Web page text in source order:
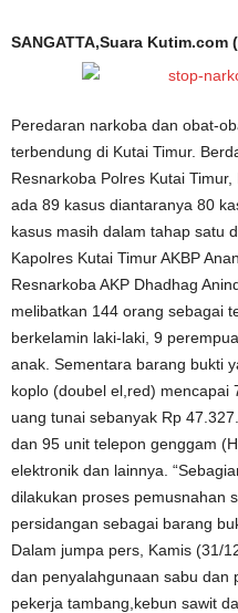
SANGATTA,Suara Kutim.com
Peredaran narkoba dan obat-
terbendung di Kutai Timur.
Resnarkoba Polres Kutai
ada 89 kasus diantaranya 80
kasus masih dalam tahap satu
Kapolres Kutai Timur AKBP
Resnarkoba AKP Dhadhag
melibatkan 144 orang sebagai
berkelamin laki-laki, 9
anak. Sementara barang bukti
koplo (doubel el,red) mencapai
uang tunai sebanyak Rp
dan 95 unit telepon genggam
elektronik dan lainnya.
dilakukan proses pemusnahan
persidangan sebagai barang
Dalam jumpa pers, Kamis (31/
dan penyalahgunaan sabu dan
pekerja tambang,kebun sawit